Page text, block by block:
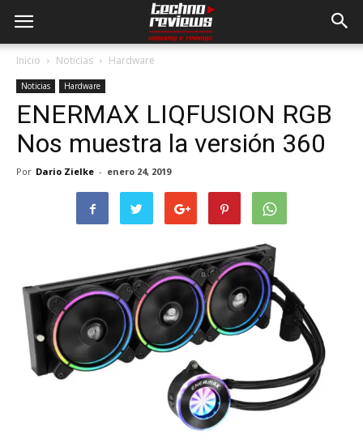
Inicio Noticias Hardware
Noticias Hardware
ENERMAX LIQFUSION RGB
Nos muestra la versión 360
Por Dario Zielke - enero 24, 2019